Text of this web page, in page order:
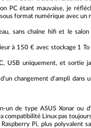
PC étant mauvaise, je
format numérique avec un
sans chaîne hifi et le salon
à 150 € avec stockage 1 To
USB uniquement, et sortie
changement d'ampli dans
un de type ASUS Xonar ou
compatibilité Linux pas
Pi, plus polyvalent